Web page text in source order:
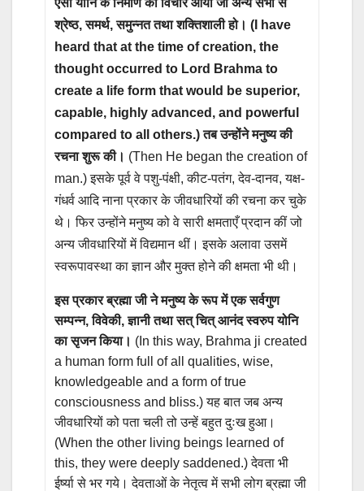
श्रेष्ठ, समर्थ, समुन्नत तथा शक्तिशाली हो। (I have
heard that at the time of creation, the
thought occurred to Lord Brahma to
create a life form that would be superior,
capable, highly advanced, and powerful
compared to all others.) तब उन्होंने मनुष्य की
रचना शुरू की। (Then He began the creation of
man.) इसके पूर्व वे पशु-पंक्षी, कीट-पतंग, देव-दानव, यक्ष-
गंधर्व आदि नाना प्रकार के जीवधारियों की रचना कर चुके
थे। फिर उन्होंने मनुष्य को वे सारी क्षमताएँ प्रदान कीं जो
अन्य जीवधारियों में विद्यमान थीं। इसके अलावा उसमें
स्वरूपावस्था का ज्ञान और मुक्त होने की क्षमता भी थी।
इस प्रकार ब्रह्मा जी ने मनुष्य के रूप में एक सर्वगुण
सम्पन्न, विवेकी, ज्ञानी तथा सत् चित् आनंद स्वरुप योनि
का सृजन किया। (In this way, Brahma ji created
a human form full of all qualities, wise,
knowledgeable and a form of true
consciousness and bliss.) यह बात जब अन्य
जीवधारियों को पता चली तो उन्हें बहुत दुःख हुआ।
(When the other living beings learned of
this, they were deeply saddened.) देवता भी
ईर्ष्या से भर गये। देवताओं के नेतृत्व में सभी लोग ब्रह्मा जी